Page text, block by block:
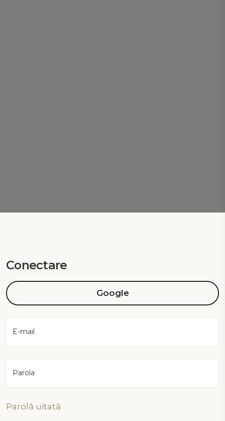
Conectare
Google
E-mail
Parola
Parolă uitată